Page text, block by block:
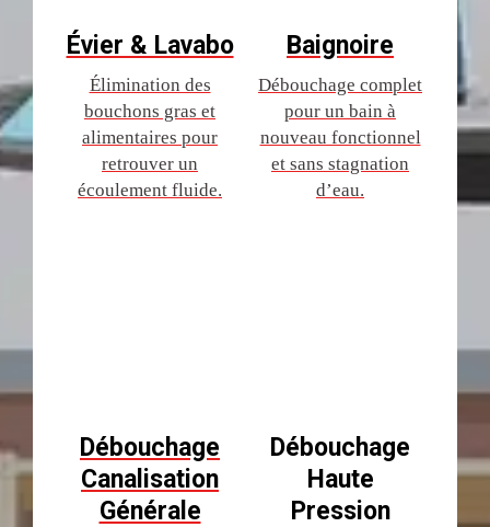
Évier & Lavabo
Élimination des
bouchons gras et
alimentaires pour
retrouver un
écoulement fluide.
Débouchage
Canalisation
Générale
Baignoire
Débouchage complet
pour un bain à
nouveau fonctionnel
et sans stagnation
d’eau.
Débouchage
Haute
Pression